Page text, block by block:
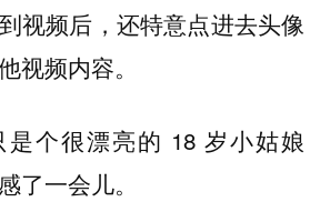
视频后，还特意点进去头像
视频内容。
是个很漂亮的 18 岁小姑娘
了一会儿。